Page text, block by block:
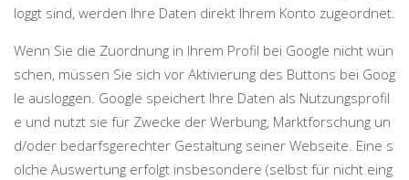
loggt sind, werden Ihre Daten direkt Ihrem Konto zugeordnet.
Wenn Sie die Zuordnung in Ihrem Profil bei Google nicht wün
schen, müssen Sie sich vor Aktivierung des Buttons bei Goog
le ausloggen. Google speichert Ihre Daten als Nutzungsprofil
e und nutzt sie für Zwecke der Werbung, Marktforschung un
d/oder bedarfsgerechter Gestaltung seiner Webseite. Eine s
olche Auswertung erfolgt insbesondere (selbst für nicht eing